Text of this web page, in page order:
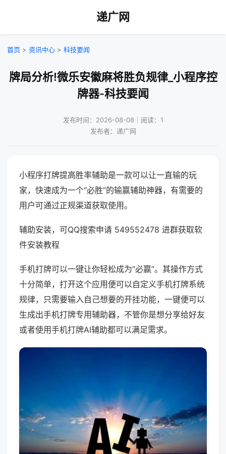
递广网
首页 > 资讯中心 > 科技要闻
牌局分析!微乐安徽麻将胜负规律_小程序控
牌器-科技要闻
发布时间：2026-08-08｜阅读：1
发布者：递广网
小程序打牌提高胜率辅助是一款可以让一直输的玩
家，快速成为一个“必胜”的输赢辅助神器，有需要的
用户可通过正规渠道获取使用。
辅助安装，可QQ搜索申请 549552478 进群获取软
件安装教程
手机打牌可以一键让你轻松成为“必赢”。其操作方式
十分简单，打开这个应用便可以自定义手机打牌系统
规律，只需要输入自己想要的开挂功能，一键便可以
生成出手机打牌专用辅助器，不管你是想分享给好友
或者使用手机打牌AI辅助都可以满足需求。